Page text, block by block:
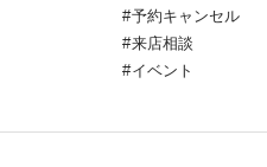
予約キャンセル
来店相談
イベント